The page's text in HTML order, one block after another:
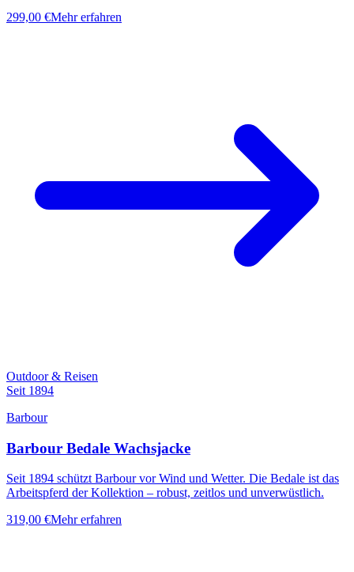
299,00 €Mehr erfahren
Outdoor & Reisen
Seit 1894
Barbour
Barbour Bedale Wachsjacke
Seit 1894 schützt Barbour vor Wind und Wetter. Die Bedale ist das
Arbeitspferd der Kollektion – robust, zeitlos und unverwüstlich.
319,00 €Mehr erfahren